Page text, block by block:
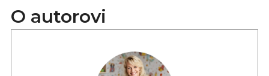
O autorovi